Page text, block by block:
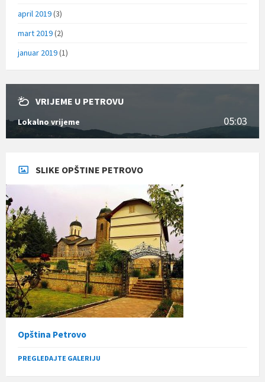
april 2019(3)
mart 2019(2)
januar 2019(1)
VRIJEME U PETROVU
Lokalno vrijeme 05:03
SLIKE OPŠTINE PETROVO
Opština Petrovo
PREGLEDAJTE GALERIJU